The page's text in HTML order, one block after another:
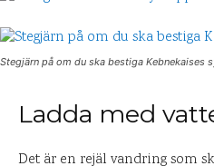
Stegjärn på om du ska bestiga Kebnekaises
Ladda med
Det är en rejäl vandring som